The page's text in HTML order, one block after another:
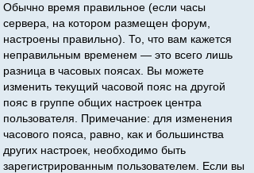
Обычно время правильное (если часы
сервера, на котором размещен форум,
настроены правильно). То, что вам кажется
неправильным временем — это всего лишь
разница в часовых поясах. Вы можете
изменить текущий часовой пояс на другой
пояс в группе общих настроек центра
пользователя. Примечание: для изменения
часового пояса, равно, как и большинства
других настроек, необходимо быть
зарегистрированным пользователем. Если вы